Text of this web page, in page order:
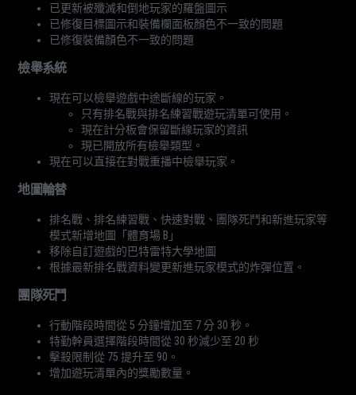
已更新被殲滅和倒地玩家的羅盤圖示
已修復目標圖示和裝備欄面板顏色不一致的問題
已修復裝備顏色不一致的問題
檢舉系統
現在可以檢舉遊戲中途斷線的玩家。
只有排名戰與排名練習戰遊玩清單可使用。
現在計分板會保留斷線玩家的資訊
現已開放所有檢舉類型。
現在可以直接在對戰重播中檢舉玩家。
地圖輪替
排名戰、排名練習戰、快速對戰、團隊死鬥和新進玩家等
模式新增地圖「體育場 B」
移除自訂遊戲的巴特雷特大學地圖
根據最新排名戰資料變更新進玩家模式的炸彈位置。
團隊死鬥
行動階段時間從 5 分鐘增加至 7 分 30 秒。
特勤幹員選擇階段時間從 30 秒減少至 20 秒
擊殺限制從 75 提升至 90。
增加遊玩清單內的獎勵數量。